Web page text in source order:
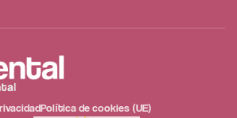
Política de cookies (UE)